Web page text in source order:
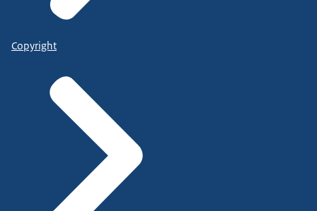
Copyright